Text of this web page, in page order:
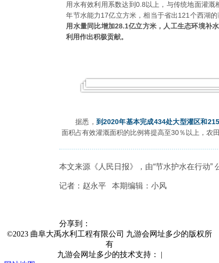
用水有效利用系数达到0.8以上，与传统地面灌
年节水能力17亿立方米，相当于省出121个西湖
用水量同比增加28.1亿立方米，人工生态环境补
利用作出积极贡献。
据悉， 到2020年基本完成434处大型灌区和
面积占有效灌溉面积的比例将提高至30％以上，农
本文来源《人民日报》，由“节水护水在行动”
记者：赵永平 本期编辑：小风
分享到：
©2023 曲阜大禹水利工程有限公司 九游会网址多少的版权所
有
九游会网址多少的技术支持：
|